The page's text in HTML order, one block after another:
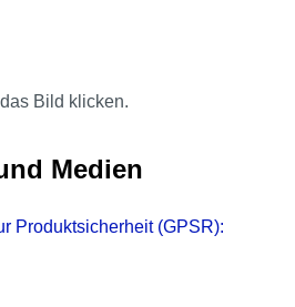
Bild klicken.
Medien
Produktsicherheit (GPSR):